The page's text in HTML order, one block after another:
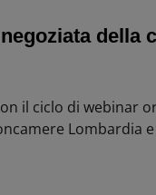
della
il ciclo di webinar
Lombardia e